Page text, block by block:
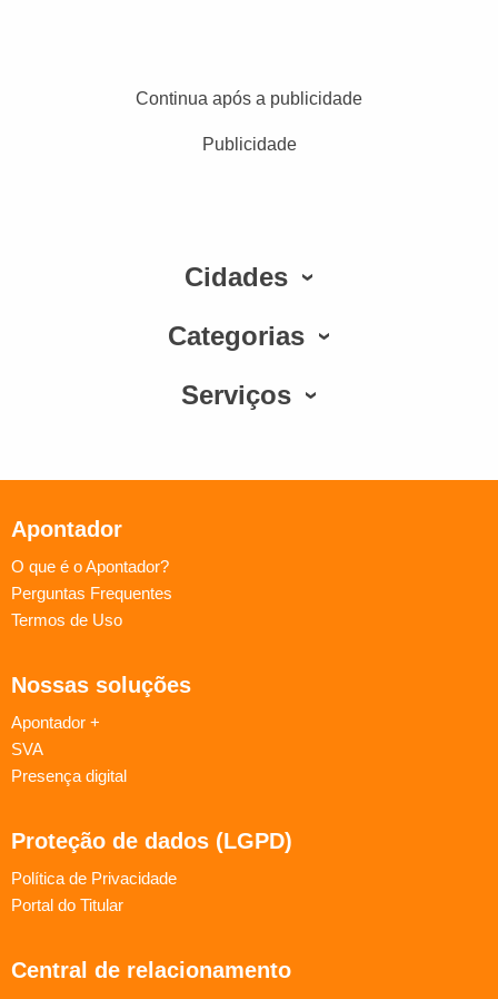
Continua após a publicidade
Publicidade
Cidades
Categorias
Serviços
Apontador
O que é o Apontador?
Perguntas Frequentes
Termos de Uso
Nossas soluções
Apontador +
SVA
Presença digital
Proteção de dados (LGPD)
Política de Privacidade
Portal do Titular
Central de relacionamento